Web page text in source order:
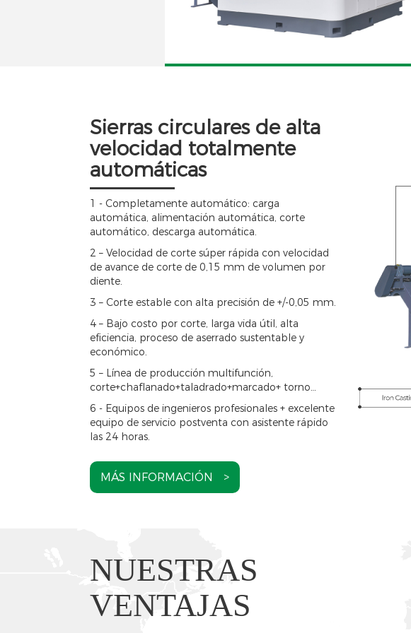
Sierras circulares de alta
velocidad totalmente
automáticas
1 - Completamente automático: carga
automática, alimentación automática, corte
automático, descarga automática.
2 – Velocidad de corte súper rápida con velocidad
de avance de corte de 0,15 mm de volumen por
diente.
3 – Corte estable con alta precisión de +/-0,05 mm.
4 – Bajo costo por corte, larga vida útil, alta
eficiencia, proceso de aserrado sustentable y
económico.
5 – Línea de producción multifunción,
corte+chaflanado+taladrado+marcado+ torno…
6 - Equipos de ingenieros profesionales + excelente
equipo de servicio postventa con asistente rápido
las 24 horas.
MÁS INFORMACIÓN >
NUESTRAS
VENTAJAS